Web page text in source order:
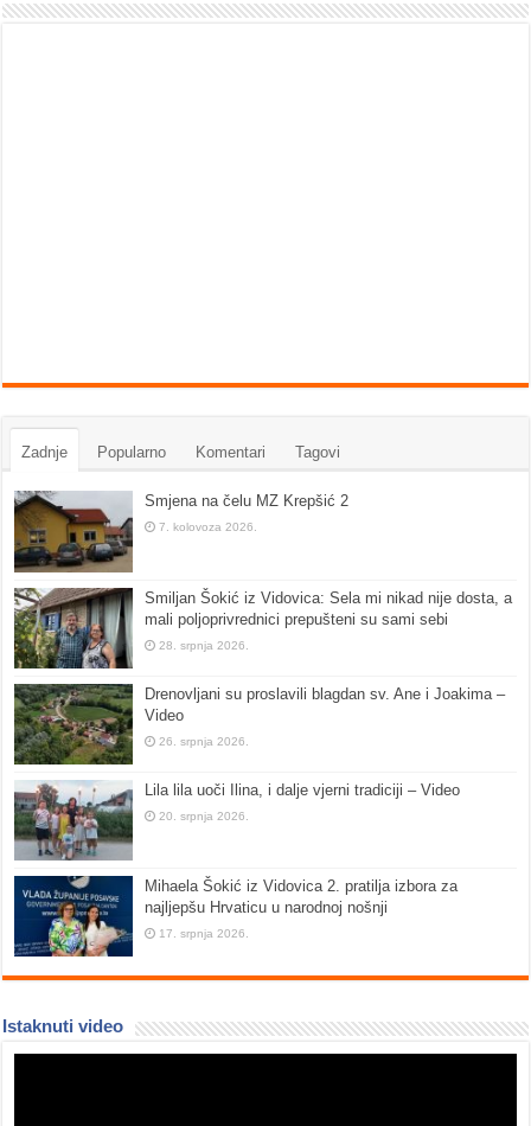
Zadnje Popularno Komentari Tagovi
Smjena na čelu MZ Krepšić 2
7. kolovoza 2026.
Smiljan Šokić iz Vidovica: Sela mi nikad nije dosta, a
mali poljoprivrednici prepušteni su sami sebi
28. srpnja 2026.
Drenovljani su proslavili blagdan sv. Ane i Joakima –
Video
26. srpnja 2026.
Lila lila uoči Ilina, i dalje vjerni tradiciji – Video
20. srpnja 2026.
Mihaela Šokić iz Vidovica 2. pratilja izbora za
najljepšu Hrvaticu u narodnoj nošnji
17. srpnja 2026.
Istaknuti video